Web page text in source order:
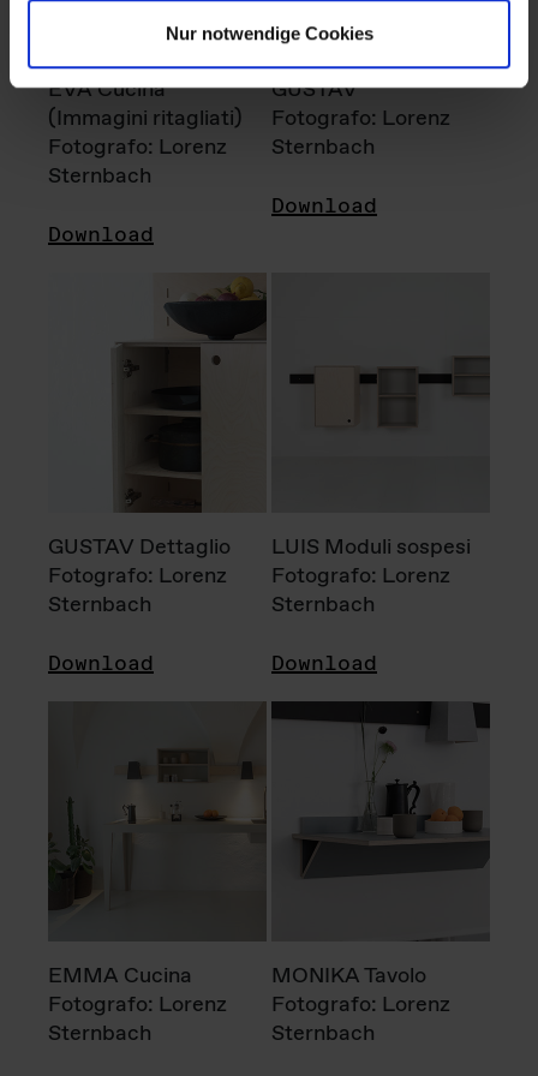
Nur notwendige Cookies
EVA Cucina
(Immagini ritagliati)
Fotografo: Lorenz
Sternbach
Download
GUSTAV
Fotografo: Lorenz
Sternbach
Download
GUSTAV Dettaglio
Fotografo: Lorenz
Sternbach
Download
LUIS Moduli sospesi
Fotografo: Lorenz
Sternbach
Download
EMMA Cucina
Fotografo: Lorenz
Sternbach
MONIKA Tavolo
Fotografo: Lorenz
Sternbach